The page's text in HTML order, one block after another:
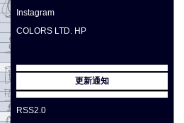
Instagram
COLORS LTD. HP
更新通知
RSS2.0